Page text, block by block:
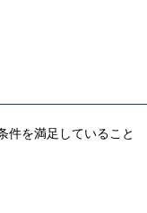
件を満足していること